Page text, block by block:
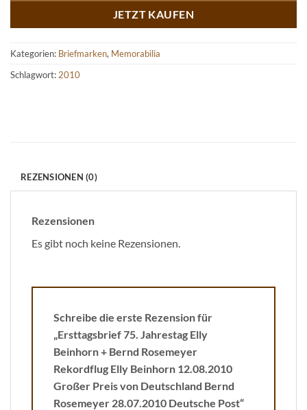
JETZT KAUFEN
Kategorien: Briefmarken, Memorabilia
Schlagwort:2010
REZENSIONEN (0)
Rezensionen
Es gibt noch keine Rezensionen.
Schreibe die erste Rezension für
„Ersttagsbrief 75. Jahrestag Elly
Beinhorn + Bernd Rosemeyer
Rekordflug Elly Beinhorn 12.08.2010
Großer Preis von Deutschland Bernd
Rosemeyer 28.07.2010 Deutsche Post“